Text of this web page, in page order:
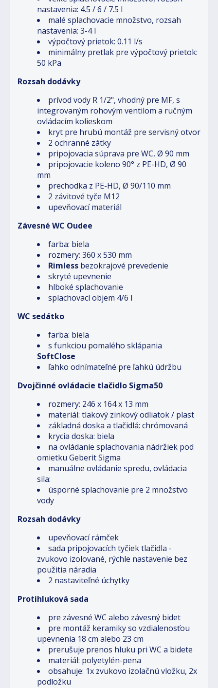
nastavenia: 4.5 / 6 / 7.5 l
malé splachovacie množstvo, rozsah
nastavenia: 3-4 l
výpočtový prietok: 0.11 l/s
minimálny pretlak pre výpočtový prietok:
50 kPa
Rozsah dodávky
prívod vody R 1/2", vhodný pre MF, s
integrovaným rohovým ventilom a ručným
ovládacím kolieskom
kryt pre hrubú montáž pre servisný otvor
2 ochranné zátky
pripojovacia súprava pre WC, Ø 90 mm
pripojovacie koleno 90° z PE-HD, Ø 90
mm
prechodka z PE-HD, Ø 90/110 mm
2 závitové tyče M12
upevňovací materiál
Závesné WC Oudee
farba: biela
rozmery: 360 x 530 mm
Rimless bezokrajové prevedenie
skryté upevnenie
hlboké splachovanie
splachovací objem 4/6 l
WC sedátko
farba: biela
s funkciou pomalého sklápania
SoftClose
ľahko odnímateľné pre ľahkú údržbu
Dvojčinné ovládacie tlačidlo Sigma50
rozmery: 246 x 164 x 13 mm
materiál: tlakový zinkový odliatok / plast
základná doska a tlačidlá: chrómovaná
krycia doska: biela
na ovládanie splachovania nádržiek pod
omietku Geberit Sigma
manuálne ovládanie spredu, ovládacia
sila:
úsporné splachovanie pre 2 množstvo
vody
Rozsah dodávky
upevňovací rámček
sada pripojovacích tyčiek tlačidla -
zvukovo izolované, rýchle nastavenie bez
použitia náradia
2 nastaviteľné úchytky
Protihluková sada
pre závesné WC alebo závesný bidet
pre montáž keramiky so vzdialenosťou
upevnenia 18 cm alebo 23 cm
prerušuje prenos hluku pri WC a bidete
materiál: polyetylén-pena
obsahuje: 1x zvukovo izolačnú vložku, 2x
podložku